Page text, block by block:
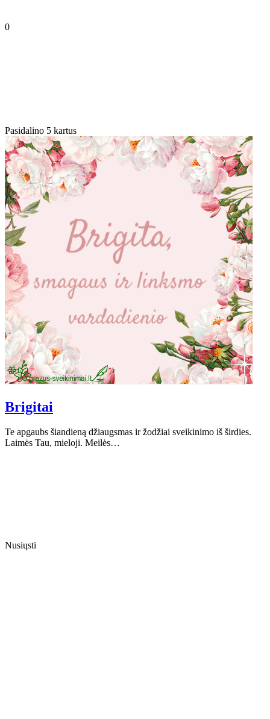
0
Pasidalino 5 kartus
Brigitai
Te apgaubs šiandieną džiaugsmas ir žodžiai sveikinimo iš širdies.
Laimės Tau, mieloji. Meilės…
Nusiųsti